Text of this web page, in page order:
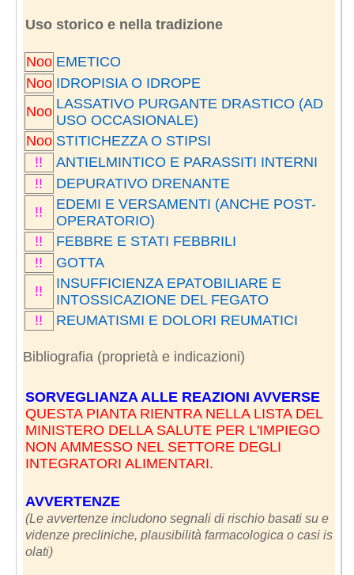
Uso storico e nella tradizione
Noo EMETICO
Noo IDROPISIA O IDROPE
Noo LASSATIVO PURGANTE DRASTICO (AD
USO OCCASIONALE)
Noo STITICHEZZA O STIPSI
!!
ANTIELMINTICO E PARASSITI INTERNI
!!
DEPURATIVO DRENANTE
!!
EDEMI E VERSAMENTI (ANCHE POST-
OPERATORIO)
!!
FEBBRE E STATI FEBBRILI
!!
GOTTA
!!
INSUFFICIENZA EPATOBILIARE E
INTOSSICAZIONE DEL FEGATO
!!
REUMATISMI E DOLORI REUMATICI
Bibliografia (proprietà e indicazioni)
SORVEGLIANZA ALLE REAZIONI AVVERSE
QUESTA PIANTA RIENTRA NELLA LISTA DEL
MINISTERO DELLA SALUTE PER L'IMPIEGO
NON AMMESSO NEL SETTORE DEGLI
INTEGRATORI ALIMENTARI.
AVVERTENZE
(Le avvertenze includono segnali di rischio basati su e
videnze precliniche, plausibilità farmacologica o casi is
olati)